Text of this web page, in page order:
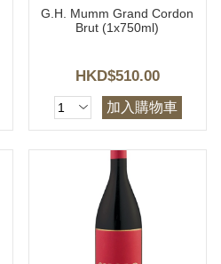
G.H. Mumm Grand Cordon
Brut (1x750ml)
HKD$510.00
加入購物車